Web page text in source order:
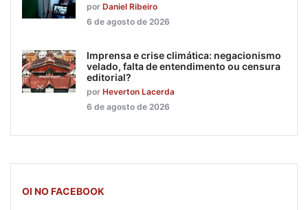
por Daniel Ribeiro
6 de agosto de 2026
Imprensa e crise climática: negacionismo
velado, falta de entendimento ou censura
editorial?
por Heverton Lacerda
6 de agosto de 2026
OI NO FACEBOOK